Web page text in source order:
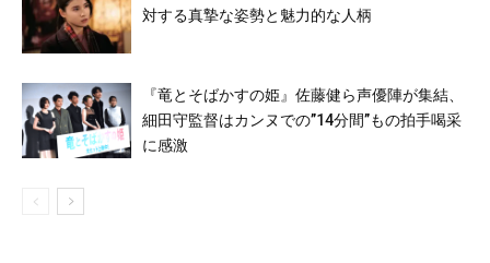
対する真摯な姿勢と魅力的な人柄
『竜とそばかすの姫』佐藤健ら声優陣が集結、
細田守監督はカンヌでの”14分間”もの拍手喝采
に感激